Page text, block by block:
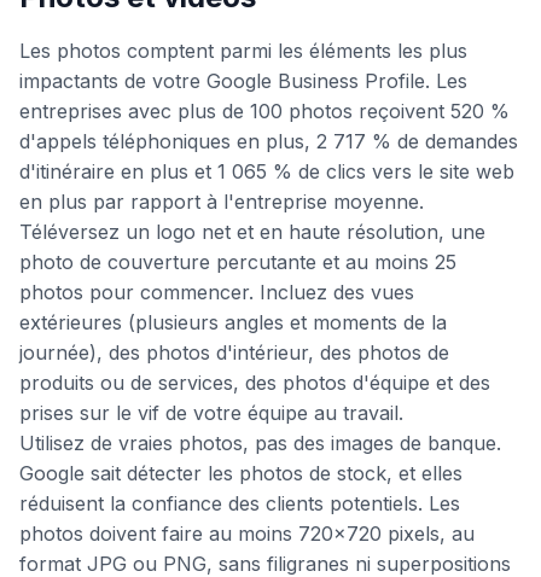
Les photos comptent parmi les éléments les plus
impactants de votre Google Business Profile. Les
entreprises avec plus de 100 photos reçoivent 520 %
d'appels téléphoniques en plus, 2 717 % de demandes
d'itinéraire en plus et 1 065 % de clics vers le site web
en plus par rapport à l'entreprise moyenne.
Téléversez un logo net et en haute résolution, une
photo de couverture percutante et au moins 25
photos pour commencer. Incluez des vues
extérieures (plusieurs angles et moments de la
journée), des photos d'intérieur, des photos de
produits ou de services, des photos d'équipe et des
prises sur le vif de votre équipe au travail.
Utilisez de vraies photos, pas des images de banque.
Google sait détecter les photos de stock, et elles
réduisent la confiance des clients potentiels. Les
photos doivent faire au moins 720x720 pixels, au
format JPG ou PNG, sans filigranes ni superpositions